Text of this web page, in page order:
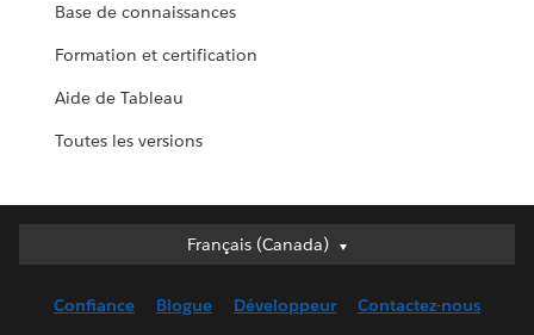
Base de connaissances
Formation et certification
Aide de Tableau
Toutes les versions
Français (Canada)
Français (Canada)
English (UK)
Confiance Blogue Développeur Contactez-nous